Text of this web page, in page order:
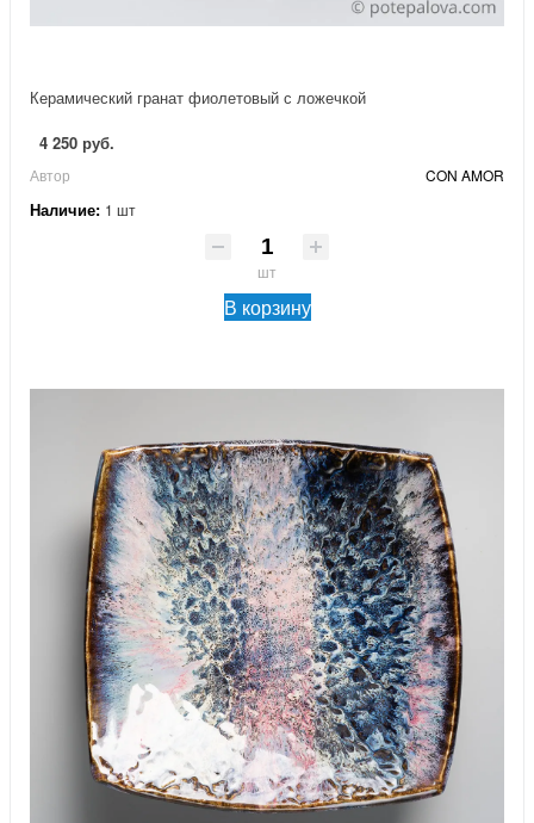
Керамический гранат фиолетовый с ложечкой
4 250 руб.
Автор CON AMOR
Наличие: 1 шт
шт
В корзину